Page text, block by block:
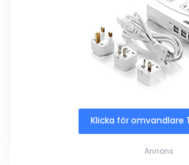
Klicka för omvandlare
Annons